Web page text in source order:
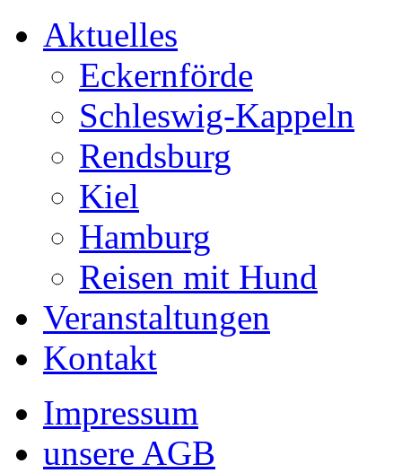
Aktuelles
Eckernförde
Schleswig-Kappeln
Rendsburg
Kiel
Hamburg
Reisen mit Hund
Veranstaltungen
Kontakt
Impressum
unsere AGB